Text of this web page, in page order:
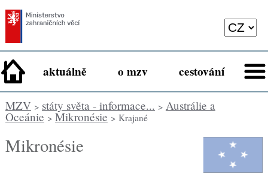
aktuálně o mzv cestování
MZV> státy světa - informace... > Austrálie a
Oceánie > Mikronésie > Krajané
Mikronésie